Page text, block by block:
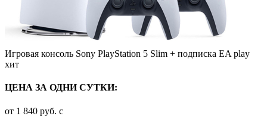
Игровая консоль Sony PlayStation 5 Slim + подписка EA play
хит
ЦЕНА ЗА ОДНИ СУТКИ:
от 1 840 руб. c